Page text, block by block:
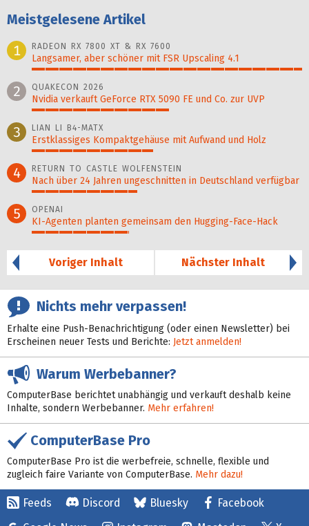
Meistgelesene Artikel
1
RADEON RX 7800 XT & RX 7600
Langsamer, aber schöner mit FSR Upscaling 4.1
2 QUAKECON 2026
Nvidia verkauft GeForce RTX 5090 FE und Co. zur UVP
3 LIAN LI B4-MATX
Erstklassiges Kompaktgehäuse mit Aufwand und Holz
4 RETURN TO CASTLE WOLFENSTEIN
Nach über 24 Jahren ungeschnitten in Deutschland verfügbar
5 OPENAI
KI-Agenten planten gemein­sam den Hugging-Face-Hack
Voriger Inhalt
Nächster Inhalt
Nichts mehr verpassen!
Erhalte eine Push-Benachrichtigung (oder einen Newsletter) bei
Erscheinen neuer Tests und Berichte: Jetzt anmelden!
Warum Werbebanner?
ComputerBase berichtet unabhängig und verkauft deshalb keine
Inhalte, sondern Werbebanner. Mehr erfahren!
ComputerBase Pro
ComputerBase Pro ist die werbefreie, schnelle, flexible und
zugleich faire Variante von ComputerBase. Mehr dazu!
Feeds Discord Bluesky
Facebook